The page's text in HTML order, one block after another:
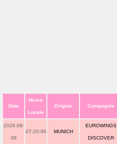
Date
Heure
Locale
Origine Compagnie
2026-08-
08
07:20:00 MUNICH
EUROWINGS
DISCOVER